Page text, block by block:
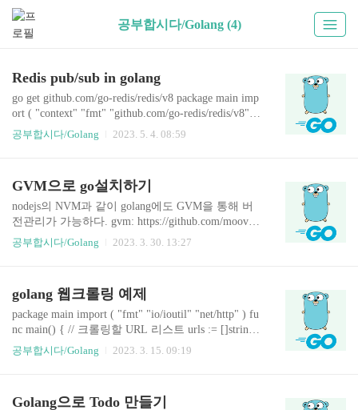
공부합시다/Golang (4)
Redis pub/sub in golang
go get github.com/go-redis/redis/v8 package main imp
ort ( "context" "fmt" "github.com/go-redis/redis/v8" )
func main() { // Redis 연결 rdb := redis.NewClient(&r
edis.Options{ Addr: "{host}", Password: "{passwor
bsub.Close() // 고루틴으로 수신된 메시지를 처리 g
o func() { for { msg, err := pubsub.ReceiveMessage
(c..
공부합시다/Golang 2023. 5. 4. 08:59
GVM으로 go설치하기
nodejs의 NVM과 같이 golang에도 GVM을 통해 버
전관리가 가능하다. gvm: https://github.com/moovwe
b/gvm GVM 설치하기 // zsh $ zsh <
공부합시다/Golang 2023. 3. 30. 13:27
golang 웹크롤링 예제
package main import ( "fmt" "io/ioutil" "net/http" ) fu
nc main() { // 크롤링할 URL 리스트 urls := []string{
"https://www.example.com", "https://www.example.co
m/page1", "https://www.example.com/page2", } // 응
루틴을 생성합니다. for _, url := range urls { go func
공부합시다/Golang 2023. 3. 15. 09:19
Golang으로 Todo 만들기